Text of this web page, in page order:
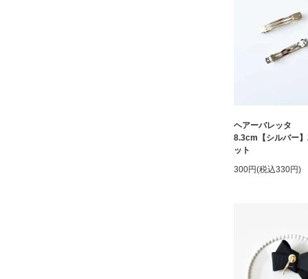
ヘアーバレッタ
8.3cm【シルバー
ット
300円(税込330円)